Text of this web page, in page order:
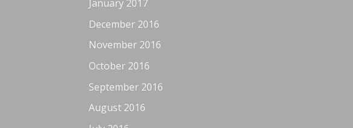
January 2017
December 2016
November 2016
October 2016
September 2016
August 2016